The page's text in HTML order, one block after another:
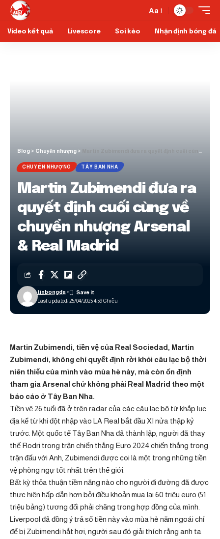
Aa
Video kết quả Livescore Soi kèo Nhận định bóng đá
Blog > Chuyển nhượng >
CHUYỂN NHƯỢNG TÂY BAN NHA
Martin Zubimendi đưa ra
quyết định cuối cùng về
chuyển nhượng Arsenal
& Real Madrid
Last updated: 25/04/2025 4:59 Chiều
tinbongda
Martin Zubimendi, tiền vệ của Real Sociedad, Martin
Zubimendi, không chỉ quyết định rời khỏi câu lạc bộ thời
niên thiếu của mình vào mùa hè này, mà còn ổn định
tham gia Arsenal chứ không phải Real Madrid theo một
báo cáo ở Tây Ban Nha.
Tiền vệ 26 tuổi đã ở trên radar của các câu lạc bộ từ khắp lục
địa kể từ khi đột nhập vào LA Real bắt đầu XI nửa thập kỷ
trước. Một quốc tế Tây Ban Nha đã thành lập, người đã thay
thế Rodri trong trận chiến thắng Euro 2024 chiến thắng trong
trận đấu với Anh, Zubimendi được coi là một trong những tiền
vệ phòng ngự tốt nhất trên thế giới.
Bất kỳ thỏa thuận tiềm năng nào cho người đi đường đã được
thực hiện hấp dẫn hơn bởi điều khoản mua lại 60 triệu euro (51
triệu bảng) tương đối phải chăng trong hợp đồng của mình.
Liverpool đã đồng ý trả số tiền này vào mùa hè năm ngoái chỉ
để bị Zubimendi hắt hơi, người sau đó giải thích rằng anh ta